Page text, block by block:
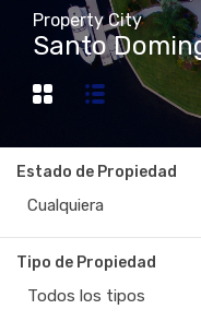
Property City
Santo
Estado de Propiedad
Cualquiera
Tipo de Propiedad
Todos los tipos